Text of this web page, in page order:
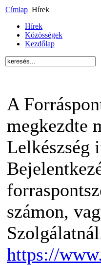
Címlap Hírek
Hírek
Közösségek
Kezdőlap
A
megkezdte
Lelkészség
számon,
https://